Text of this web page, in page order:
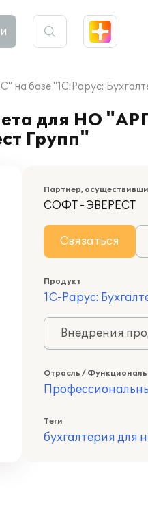
на базе "1C:Рарус:
для НО
Групп"
Партнер,
СОФТ - ЭВЕРЕСТ
Связаться
Продукт
1С-Рарус:
Внедрения
Отрасль /
Теги
бухгалтерия для